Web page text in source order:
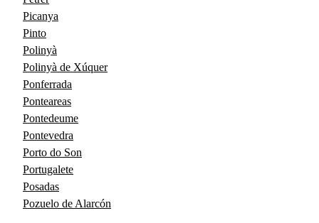
Picanya
Pinto
Polinyà
Polinyà de Xúquer
Ponferrada
Ponteareas
Pontedeume
Pontevedra
Porto do Son
Portugalete
Posadas
Pozuelo de Alarcón